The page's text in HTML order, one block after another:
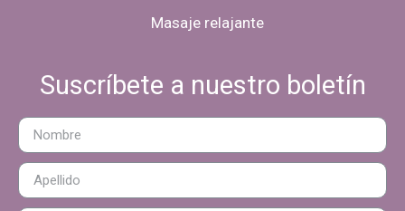
Masaje relajante
Suscríbete a nuestro boletín